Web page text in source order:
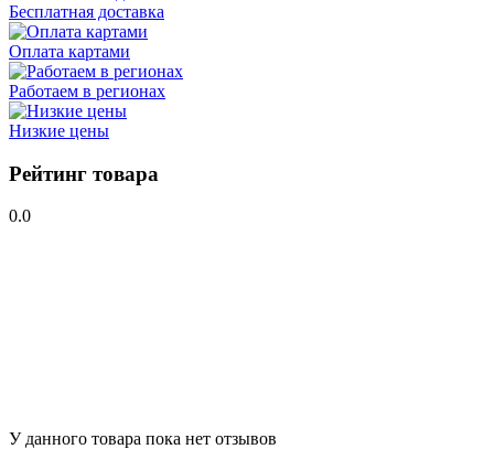
Бесплатная доставка
Оплата картами
Работаем в регионах
Низкие цены
Рейтинг товара
0.0
У данного товара пока нет отзывов